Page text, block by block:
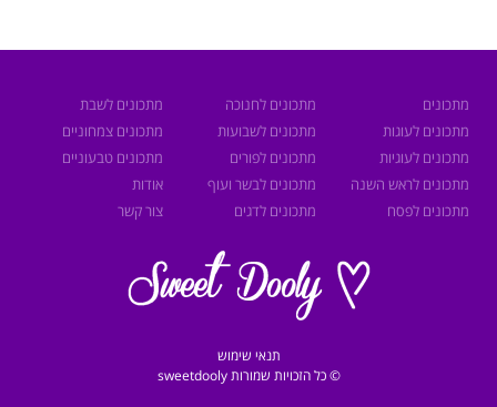
מתכונים
מתכונים לעוגות
מתכונים לעוגיות
מתכונים לראש השנה
מתכונים לפסח
מתכונים לחנוכה
מתכונים לשבועות
מתכונים לפורים
מתכונים לבשר ועוף
מתכונים לדגים
מתכונים לשבת
מתכונים צמחוניים
מתכונים טבעוניים
אודות
צור קשר
תנאי שימוש
© כל הזכויות שמורות sweetdooly